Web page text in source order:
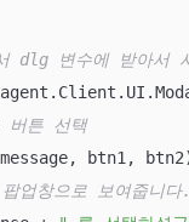
dlg 변수에 받아서
버튼 선택
btn1,
업창으로 보여줍니다